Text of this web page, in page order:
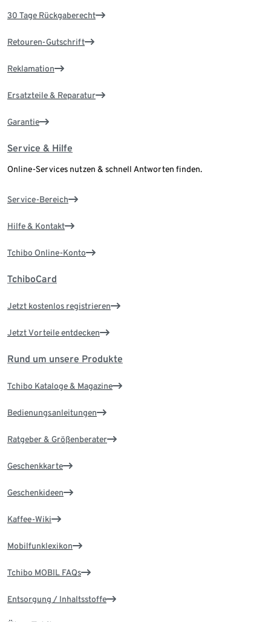
30 Tage Rückgaberecht
Retouren-Gutschrift
Reklamation
Ersatzteile & Reparatur
Garantie
Service & Hilfe
Online-Services nutzen & schnell Antworten finden.
Service-Bereich
Hilfe & Kontakt
Tchibo Online-Konto
TchiboCard
Jetzt kostenlos registrieren
Jetzt Vorteile entdecken
Rund um unsere Produkte
Tchibo Kataloge & Magazine
Bedienungsanleitungen
Ratgeber & Größenberater
Geschenkkarte
Geschenkideen
Kaffee-Wiki
Mobilfunklexikon
Tchibo MOBIL FAQs
Entsorgung / Inhaltsstoffe